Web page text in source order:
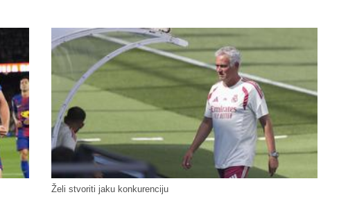
Želi stvoriti jaku konkurenciju